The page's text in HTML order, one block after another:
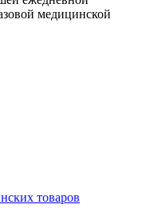
медицинской